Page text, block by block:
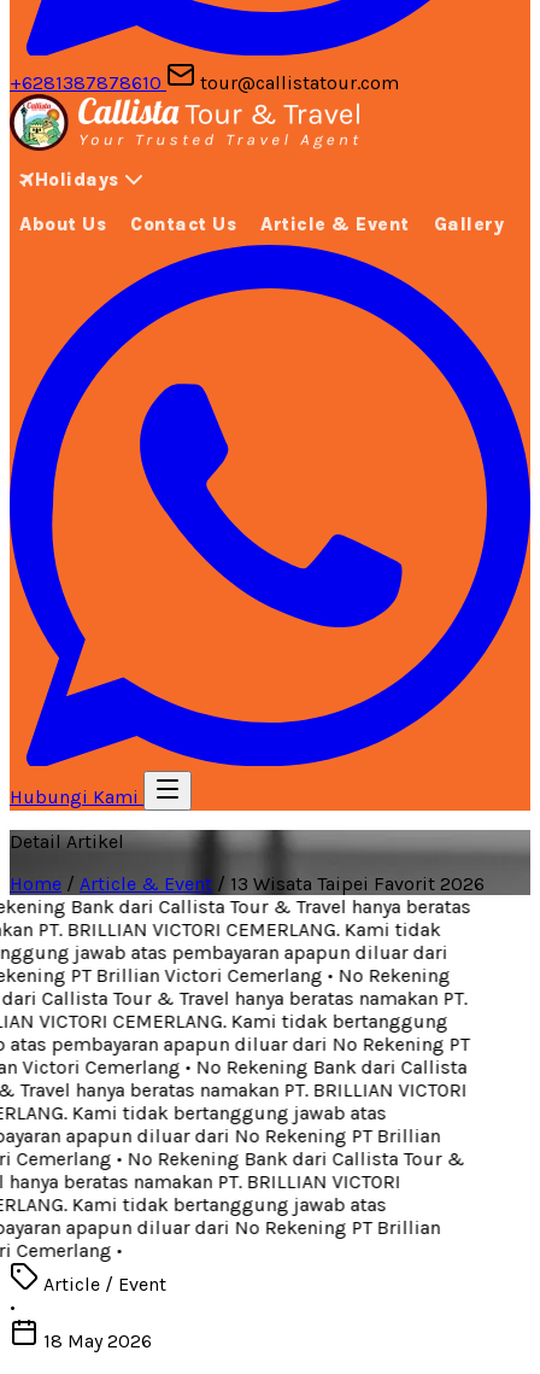
+6281387878610 tour@callistatour.com
Holidays
About Us Contact Us Article & Event Gallery
Hubungi Kami
Detail Artikel
Home / Article & Event / 13 Wisata Taipei Favorit 2026
Bank dari Callista Tour & Travel hanya beratas
PT. BRILLIAN VICTORI CEMERLANG. Kami tidak
jawab atas pembayaran apapun diluar dari
PT Brillian Victori Cemerlang• No Rekening
Callista Tour & Travel hanya beratas namakan PT.
VICTORI CEMERLANG. Kami tidak bertanggung
pembayaran apapun diluar dari No Rekening PT
Victori Cemerlang• No Rekening Bank dari Callista
hanya beratas namakan PT. BRILLIAN VICTORI
Kami tidak bertanggung jawab atas
apapun diluar dari No Rekening PT Brillian
Cemerlang• No Rekening Bank dari Callista Tour &
beratas namakan PT. BRILLIAN VICTORI
Kami tidak bertanggung jawab atas
apapun diluar dari No Rekening PT Brillian
Cemerlang•
Article / Event
•
18 May 2026